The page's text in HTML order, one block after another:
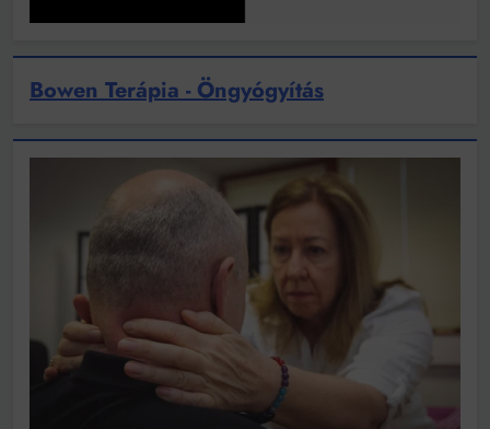
Bowen Terápia - Öngyógyítás